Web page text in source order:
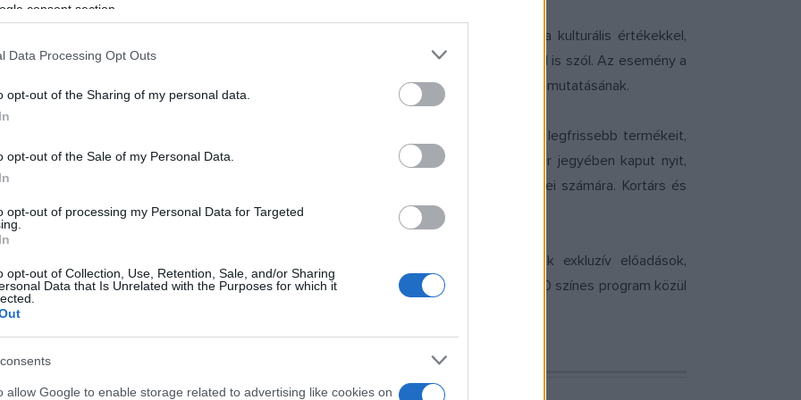
consent section.
Data Processing Opt Outs
opt-out of the Sharing of my personal data.
opt-out of the Sale of my Personal Data.
opt-out of processing my Personal Data for Targeted
opt-out of Collection, Use, Retention, Sale, and/or Sharing
Data that Is Unrelated with the Purposes for which it
allow Google to enable storage related to advertising like cookies on
abban rejlik, hogy egyedülálló módon kötötte össze a kortárs formatervezést a kulturális értékekkel,
hanem a hagyományok tiszteletéről és azok modern kontextusba helyezéséről is szól. Az esemény a
platformja legyen a kreatív ipar innovációinak és a magyar kulturális örökség bemutatásának.
és iparművészeti kiállítássá fejlődött, amely a közép-európai régió kortárs alkotóinak legfrissebb termékeit,
kontextusban. A gazdag és sokszínű történeti, társadalmi és kulturális háttér jegyében kaput nyit,
válás lehetőségét a hazai és a környező országok formatervezői és művészei számára. Kortárs és
örökségét és kreatív jövőjét a design tükrében.
különleges jubileumi programokat kínál, amelyek között szerepelnek exkluzív előadások,
a designvilág neves képviselőivel. A design iránt érdeklődők több mint 120 színes program közül
egyaránt.